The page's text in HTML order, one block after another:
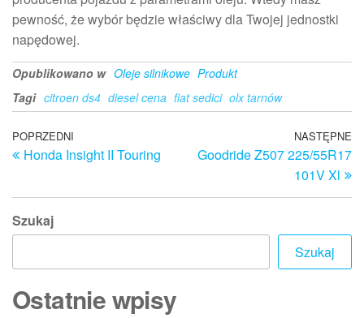
pewność, że wybór będzie właściwy dla Twojej jednostki
napędowej.
Opublikowano w Oleje silnikowe Produkt
Tagi citroen ds4 diesel cena fiat sedici olx tarnów
Nawigacja
wpisu
Poprzedni
wpis
POPRZEDNI
Honda Insight II Touring
NASTĘPNE
Goodride Z507 225/55R17
101V Xl
Szukaj
Szukaj
Ostatnie wpisy